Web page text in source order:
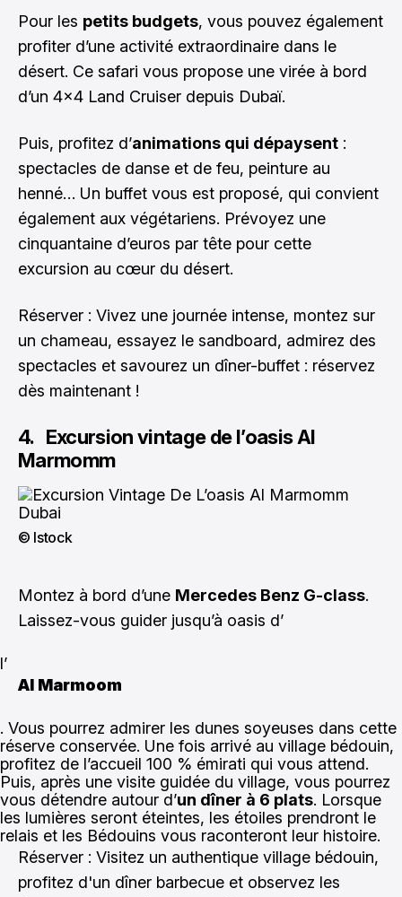
Pour les petits budgets, vous pouvez également
profiter d’une activité extraordinaire dans le
désert. Ce safari vous propose une virée à bord
d’un 4x4 Land Cruiser depuis Dubaï.
Puis, profitez d’animations qui dépaysent :
spectacles de danse et de feu, peinture au
henné… Un buffet vous est proposé, qui convient
également aux végétariens. Prévoyez une
cinquantaine d’euros par tête pour cette
excursion au cœur du désert.
Réserver : Vivez une journée intense, montez sur
un chameau, essayez le sandboard, admirez des
spectacles et savourez un dîner-buffet : réservez
dès maintenant !
4. Excursion vintage de l’oasis Al
Marmomm
© Istock
Montez à bord d’une Mercedes Benz G-class.
Laissez-vous guider jusqu’à oasis d’
l’
Al Marmoom
. Vous pourrez admirer les dunes soyeuses dans cette
réserve conservée. Une fois arrivé au village bédouin,
profitez de l’accueil 100 % émirati qui vous attend.
Puis, après une visite guidée du village, vous pourrez
vous détendre autour d’un dîner à 6 plats. Lorsque
les lumières seront éteintes, les étoiles prendront le
relais et les Bédouins vous raconteront leur histoire.
Réserver : Visitez un authentique village bédouin,
profitez d'un dîner barbecue et observez les